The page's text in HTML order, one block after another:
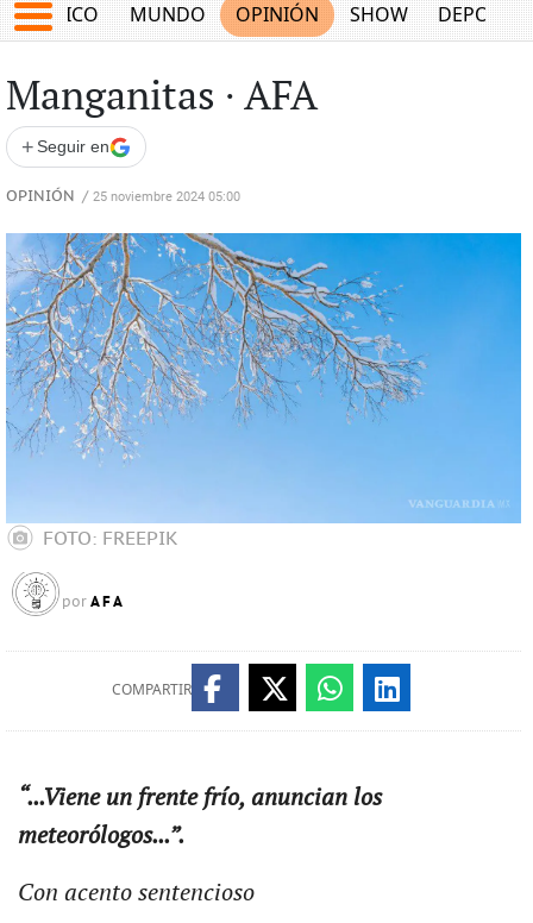
MÉXICO MUNDO OPINIÓN SHOW
Manganitas ∙ AFA
+ Seguir en
OPINIÓN / 25 noviembre 2024 05:00
FOTO: FREEPIK
por AFA
COMPARTIR
“...Viene un frente frío, anuncian los
meteorólogos...”.
Con acento sentencioso